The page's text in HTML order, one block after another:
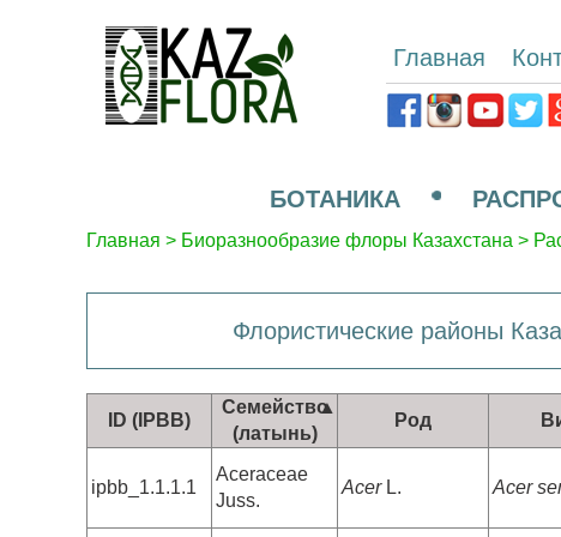
Главная
БОТАНИКА
Главная > Биоразнообразие флоры Казахстана >
Флористические районы
ID (IPBB)
Семейство
(латынь)
Род
ipbb_1.1.1.1
Aceraceae
Juss.
AcerL. Acer